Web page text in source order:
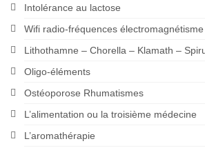
Intolérance au lactose
Wifi radio-fréquences
Lithothamne – Chorella – Klamath –
Oligo-éléments
Ostéoporose Rhumatismes
L’alimentation ou la troisième médecine
L’aromathérapie